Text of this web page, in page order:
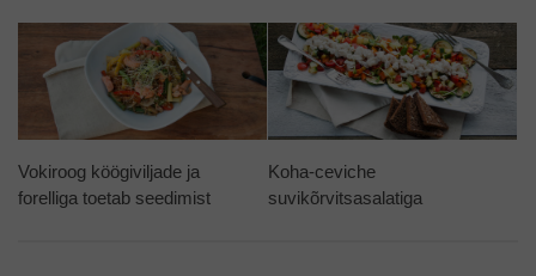
Vokiroog köögiviljade ja
forelliga toetab seedimist
Koha-ceviche
suvikõrvitsasalatiga